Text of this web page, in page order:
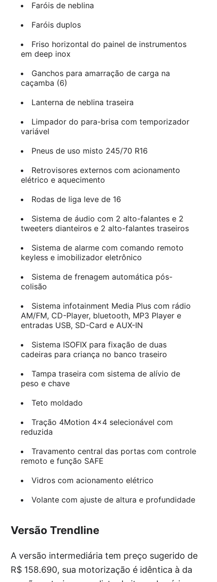
Faróis de neblina
Faróis duplos
Friso horizontal do painel de instrumentos
em deep inox
Ganchos para amarração de carga na
caçamba (6)
Lanterna de neblina traseira
Limpador do para-brisa com temporizador
variável
Pneus de uso misto 245/70 R16
Retrovisores externos com acionamento
elétrico e aquecimento
Rodas de liga leve de 16
Sistema de áudio com 2 alto-falantes e 2
tweeters dianteiros e 2 alto-falantes traseiros
Sistema de alarme com comando remoto
keyless e imobilizador eletrônico
Sistema de frenagem automática pós-
colisão
Sistema infotainment Media Plus com rádio
AM/FM, CD-Player, bluetooth, MP3 Player e
entradas USB, SD-Card e AUX-IN
Sistema ISOFIX para fixação de duas
cadeiras para criança no banco traseiro
Tampa traseira com sistema de alívio de
peso e chave
Teto moldado
Tração 4Motion 4×4 selecionável com
reduzida
Travamento central das portas com controle
remoto e função SAFE
Vidros com acionamento elétrico
Volante com ajuste de altura e profundidade
Versão Trendline
A versão intermediária tem preço sugerido de
R$ 158.690, sua motorização é idêntica à da